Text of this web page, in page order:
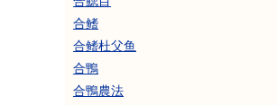
合鳍
合鳍杜父鱼
合鴨
合鴨農法